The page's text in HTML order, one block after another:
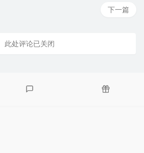
下一篇
此处评论已关闭